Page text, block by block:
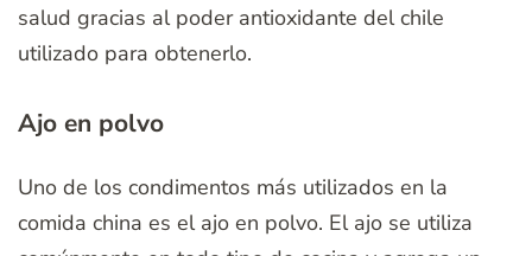
salud gracias al poder antioxidante del chile
utilizado para obtenerlo.
Ajo en polvo
Uno de los condimentos más utilizados en la
comida china es el ajo en polvo. El ajo se utiliza